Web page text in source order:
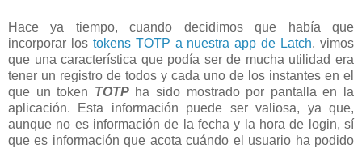
Hace ya tiempo, cuando decidimos que había que
incorporar los tokens TOTP a nuestra app de Latch, vimos
que una característica que podía ser de mucha utilidad era
tener un registro de todos y cada uno de los instantes en el
que un token TOTPha sido mostrado por pantalla en la
aplicación. Esta información puede ser valiosa, ya que,
aunque no es información de la fecha y la hora de login, sí
que es información que acota cuándo el usuario ha podido